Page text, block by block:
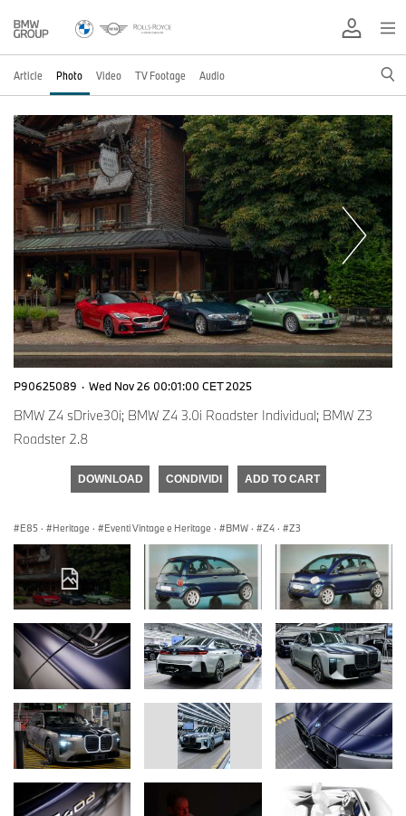
Article Photo Video TV Footage Audio
P90625089 · Wed Nov 26 00:01:00 CET 2025
BMW Z4 sDrive30i; BMW Z4 3.0i Roadster Individual; BMW Z3
Roadster 2.8
DOWNLOAD CONDIVIDI ADD TO CART
E85 · Heritage · Eventi Vintage e Heritage · BMW · Z4 · Z3